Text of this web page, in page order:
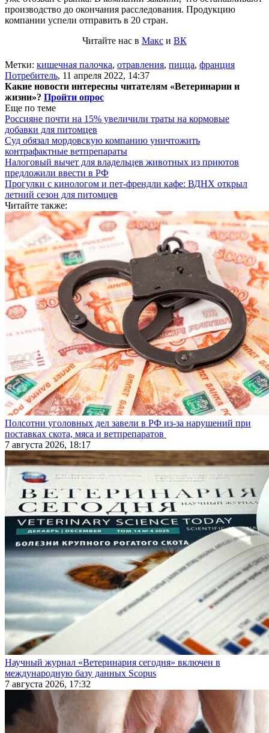
производство до окончания расследования. Продукцию
компании успели отправить в 20 стран.
Читайте нас в Макс и ВК
Метки: кишечная палочка, отравления, пицца, франция
Потребитель, 11 апреля 2022, 14:37
Какие новости интересны читателям «Ветеринарии и
жизни»? Пройти опрос
Еще по теме
Россияне почти на 15% увеличили траты на кормовые
добавки для питомцев
Суд обязал мордовскую компанию уничтожить
контрафактные ветпрепараты
Налоговый вычет для владельцев животных из приютов
предложили ввести в РФ
Прогулки с кинологом и пет-френдли кафе: ВДНХ открыл
летний сезон для питомцев
Читайте также:
Полсотни уголовных дел завели в РФ из-за нарушений при
поставках скота, мяса и ветпрепаратов
7 августа 2026, 18:17
Научный журнал «Ветеринария сегодня» включен в
международную базу данных Scopus
7 августа 2026, 17:32